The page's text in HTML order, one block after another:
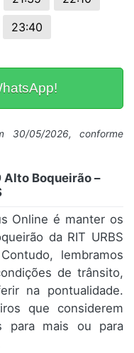
23:40
30/05/2026, conforme
Boqueirão –
Online é manter os
da RIT URBS
lembramos
de trânsito,
na pontualidade.
que considerem
para mais ou para